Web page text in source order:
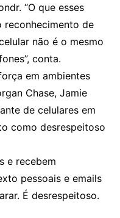
“O que esses
reconhecimento de
não é o mesmo
conta.
em ambientes
Chase, Jamie
de celulares em
como desrespeitoso
e recebem
pessoais e emails
É desrespeitoso.